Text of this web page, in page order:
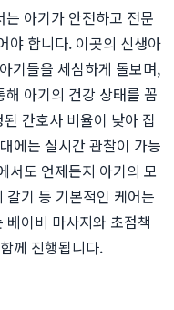
아기가 안전하고 전문
야 합니다. 이곳의 신생아
기들을 세심하게 돌보며,
아기의 건강 상태를 꼼
간호사 비율이 낮아 집
에는 실시간 관찰이 가능
서도 언제든지 아기의 모
갈기 등 기본적인 케어는
이비 마사지와 초점책
께 진행됩니다.